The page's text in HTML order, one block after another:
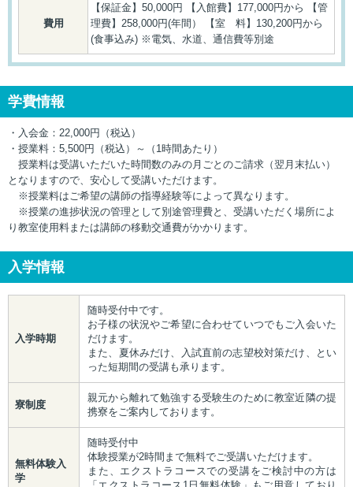
費用
【保証金】50,000円 【入館費】177,000円から 【管
理費】258,000円(年間） 【室 料】130,200円から
(食事込み) ※電気、水道、通信費等別途
学費情報
・入会金：22,000円（税込）
・授業料：5,500円（税込）～（1時間あたり）
授業料は受講いただいた時間数のみの月ごとのご請求（翌月末払い）
となりますので、安心して受講いただけます。
※授業料はご希望の講師の指導経験等によって異なります。
※授業の進捗状況の管理として別途管理費と、受講いただく場所によ
り教室使用料または講師の移動交通費がかかります。
入学情報
入学時期
随時受付中です。
お子様の状況やご希望に合わせていつでもご入会いた
だけます。
また、夏休みだけ、入試直前の志望校対策だけ、とい
った短期間の受講も承ります。
寮制度
親元から離れて勉強する受験生のために教室近隣の提
携寮をご案内しております。
無料体験入
学
随時受付中
体験授業が2時間まで無料でご受講いただけます。
また、エクストラコースでの受講をご検討中の方は